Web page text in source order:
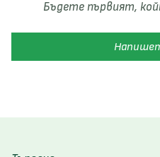
Бъдете първият,